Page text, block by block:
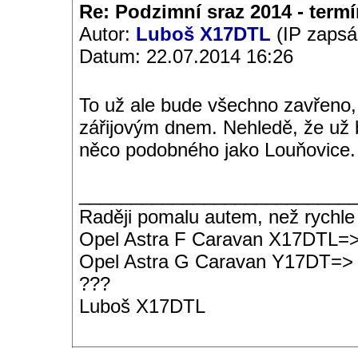
Re: Podzimní sraz 2014 -
Autor: Luboš X17DTL (IP
Datum: 22.07.2014 16:26
To už ale bude všechno
zářijovým dnem. Nehledě, že
něco podobného jako Louňovice.
Raději pomalu autem, než
Opel Astra F Caravan
Opel Astra G Caravan Y17DT=>
???
Luboš X17DTL